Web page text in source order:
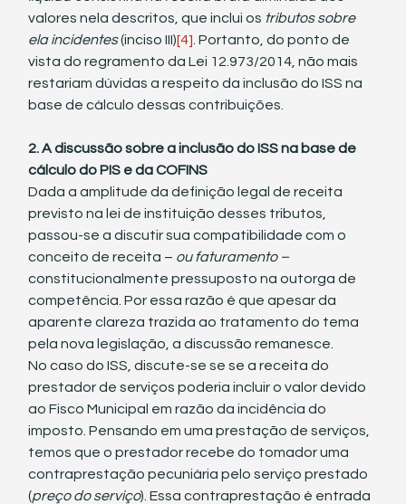
valores nela descritos, que inclui os tributos sobre
ela incidentes (inciso III)[4] . Portanto, do ponto de
vista do regramento da Lei 12.973/2014, não mais
restariam dúvidas a respeito da inclusão do ISS na
base de cálculo dessas contribuições.
2. A discussão sobre a inclusão do ISS na base de
cálculo do PIS e da COFINS
Dada a amplitude da definição legal de receita
previsto na lei de instituição desses tributos,
passou-se a discutir sua compatibilidade com o
conceito de receita – ou faturamento –
constitucionalmente pressuposto na outorga de
competência. Por essa razão é que apesar da
aparente clareza trazida ao tratamento do tema
pela nova legislação, a discussão remanesce.
No caso do ISS, discute-se se se a receita do
prestador de serviços poderia incluir o valor devido
ao Fisco Municipal em razão da incidência do
imposto. Pensando em uma prestação de serviços,
temos que o prestador recebe do tomador uma
contraprestação pecuniária pelo serviço prestado
(preço do serviço). Essa contraprestação é entrada